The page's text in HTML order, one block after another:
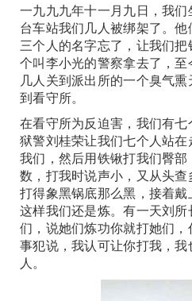
一九九九年十一月九日，我
台车站我们几人被绑架了。
三个人的名字忘了，让我们
个叫李小光的警察拿去了，
几人关到派出所的一个臭气
到看守所。
在看守所为反迫害，我们有七
狱警刘桂荣让我们七个人站
我们，然后用铁锹打我们臀
数，打我时说声小，又从头
打得象黑锅底那么黑，接着
这样我们还是炼。有一天刘
们，说她们炼功你就打她们
事犯说，我认可让你打我，
人。